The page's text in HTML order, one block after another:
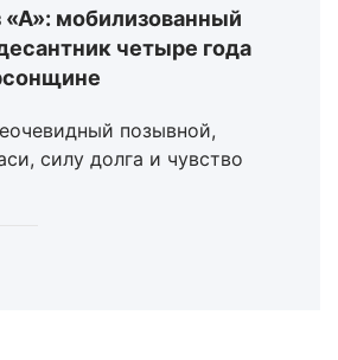
мобилизованный
четыре года
позывной,
силу долга и чувство